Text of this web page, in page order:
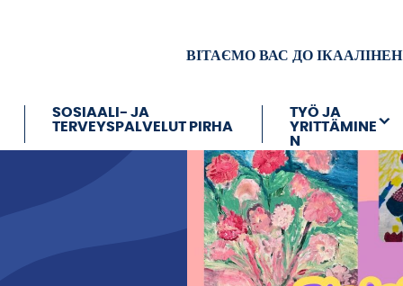
ВІТАЄМО ВАС ДО ІКААЛІНЕН
SOSIAALI- JA
TERVEYSPALVELUT PIRHA
TYÖ JA
YRITTÄMINE
N